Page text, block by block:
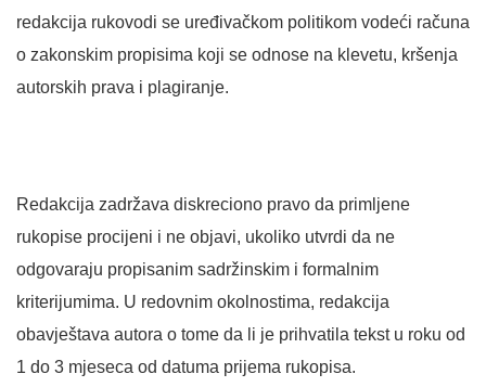
redakcija rukovodi se uređivačkom politikom vodeći računa
o zakonskim propisima koji se odnose na klevetu, kršenja
autorskih prava i plagiranje.
Redakcija zadržava diskreciono pravo da primljene
rukopise procijeni i ne objavi, ukoliko utvrdi da ne
odgovaraju propisanim sadržinskim i formalnim
kriterijumima. U redovnim okolnostima, redakcija
obavještava autora o tome da li je prihvatila tekst u roku od
1 do 3 mjeseca od datuma prijema rukopisa.